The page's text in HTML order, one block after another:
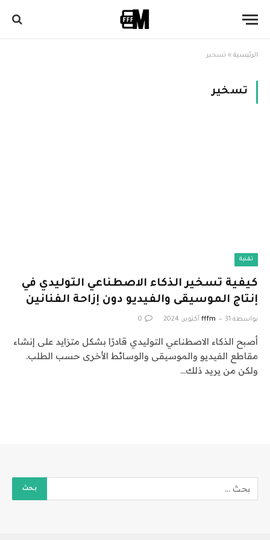
الرئيسية » تسخير
تسخير
تقنية
كيفية تسخير الذكاء الاصطناعي التوليدي في
إنتاج الموسيقى والفيديو دون إزاحة الفنانين
بواسطة fffm 31 أكتوبر، 2024 0
أصبح الذكاء الاصطناعي التوليدي قادرًا بشكل متزايد على إنشاء
مقاطع الفيديو والموسيقى والوسائط الأخرى حسب الطلب.
ولكن من يريد ذلك…